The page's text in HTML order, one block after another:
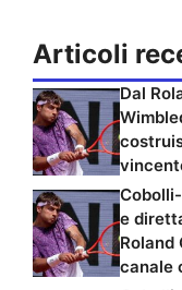
Articoli
Dal
e
Roland
canale